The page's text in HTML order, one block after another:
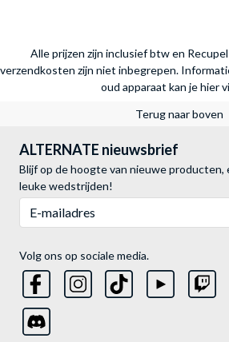
Alle prijzen zijn inclusief btw en
verzendkosten zijn niet inbegrepen.
oud apparaat kan je hier
Terug naar boven
ALTERNATE nieuwsbrief
Blijf op de hoogte van nieuwe producten,
leuke wedstrijden!
Volg ons op sociale media.